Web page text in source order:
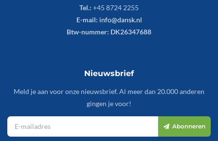
Tel.: +45 8724 2255
E-mail: info@dansk.nl
Btw-nummer: DK26347688
Nieuwsbrief
Meld je aan voor onze nieuwsbrief. Al meer dan 20.000 anderen
gingen je voor!
Abonneren